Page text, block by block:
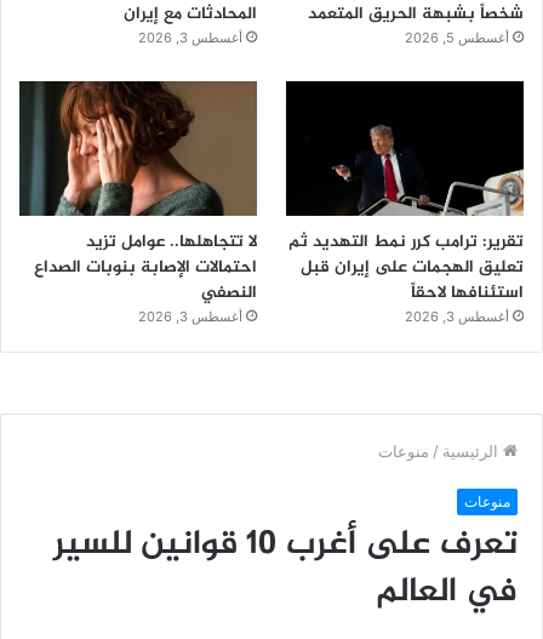
شخصاً بشبهة الحريق المتعمد
أغسطس 5, 2026
المحادثات مع إيران
أغسطس 3, 2026
تقرير: ترامب كرر نمط التهديد ثم
تعليق الهجمات على إيران قبل
استئنافها لاحقاً
أغسطس 3, 2026
لا تتجاهلها.. عوامل تزيد
احتمالات الإصابة بنوبات الصداع
النصفي
أغسطس 3, 2026